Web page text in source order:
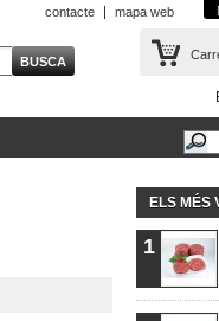
contacte mapa web
ELS MÉS
1